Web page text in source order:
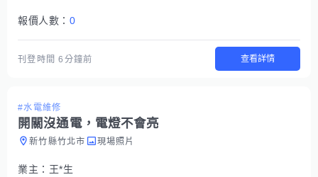
報價人數： 0
刊登時間6分鐘前 查看詳情
#水電維修
開關沒通電，電燈不會亮
新竹縣竹北市 現場照片
業主： 王*生